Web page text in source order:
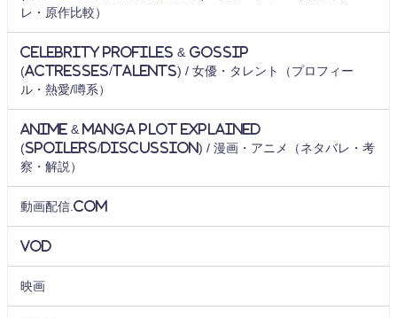
レ・原作比較）
Celebrity Profiles & Gossip
(Actresses/Talents) / 女優・タレント（プロフィー
ル・熱愛/噂系）
Anime & Manga Plot Explained
(Spoilers/Discussion) / 漫画・アニメ（ネタバレ・考
察・解説）
動画配信.com
VOD
映画